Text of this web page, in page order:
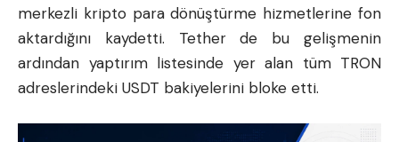
merkezli kripto para dönüştürme hizmetlerine fon
aktardığını kaydetti. Tether de bu gelişmenin
ardından yaptırım listesinde yer alan tüm TRON
adreslerindeki USDT bakiyelerini bloke etti.